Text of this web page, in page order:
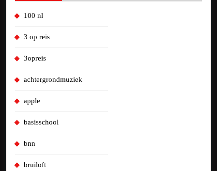
100 nl
3 op reis
3opreis
achtergrondmuziek
apple
basisschool
bnn
bruiloft